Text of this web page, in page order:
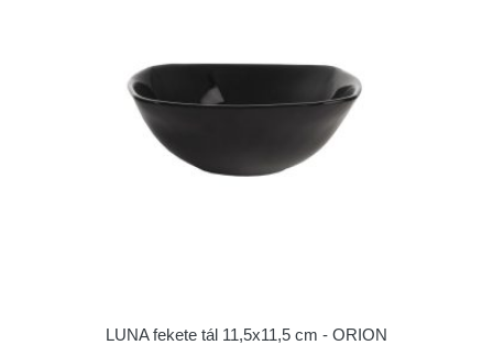
LUNA fekete tál 11,5x11,5 cm - ORION